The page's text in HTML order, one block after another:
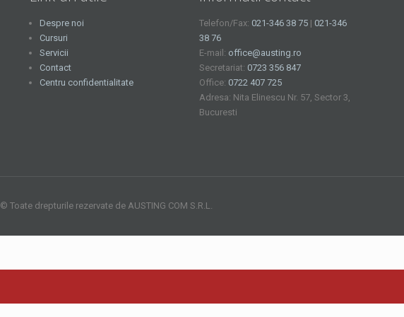
Despre noi
Cursuri
Servicii
Contact
Centru confidentialitate
Telefon/Fax: 021-346 38 75 | 021-346
38 76
E-mail: office@austing.ro
Secretariat: 0723 356 847
Office: 0722 407 725
Adresa: Nita Elinescu Nr. 57, Sector 3,
Bucuresti
© Toate drepturile rezervate de AUSTING COM S.R.L.